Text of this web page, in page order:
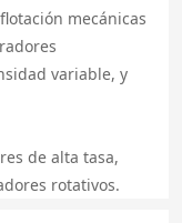
mecánicas
variable, y
de alta tasa,
rotativos.